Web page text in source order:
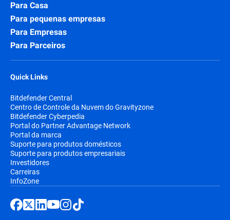
Para Casa
Para pequenas empresas
Para Empresas
Para Parceiros
Quick Links
Bitdefender Central
Centro de Controle da Nuvem do Gravityzone
Bitdefender Cyberpedia
Portal do Partner Advantage Network
Portal da marca
Suporte para produtos domésticos
Suporte para produtos empresariais
Investidores
Carreiras
InfoZone